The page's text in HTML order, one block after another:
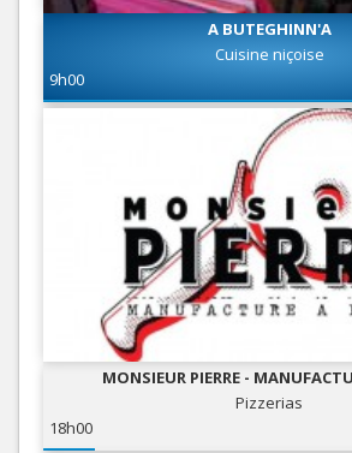
A BUTEGHINN'A
Cuisine niçoise
9h00
MONSIEUR PIERRE -
Pizzerias
18h00